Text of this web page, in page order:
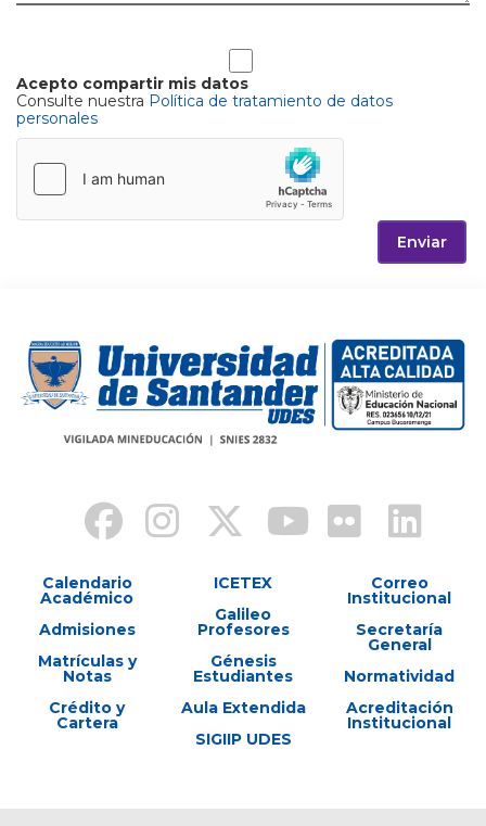
Acepto compartir mis datos
Consulte nuestra Política de tratamiento de datos
personales
Enviar
Calendario
Académico
Admisiones
Matrículas y
Notas
Crédito y
Cartera
ICETEX
Galileo
Profesores
Génesis
Estudiantes
Aula Extendida
SIGIIP UDES
Correo
Institucional
Secretaría
General
Normatividad
Acreditación
Institucional